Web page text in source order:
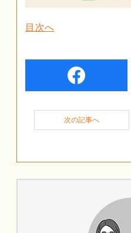
目次へ
facebook
次の記事へ